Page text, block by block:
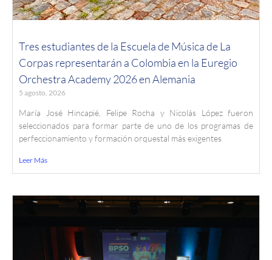
Tres estudiantes de la Escuela de Música de La
Corpas representarán a Colombia en la Euregio
Orchestra Academy 2026 en Alemania
5 agosto, 2026
María José Hincapié, Felipe Rocha y Nicolás López fueron
seleccionados para formar parte de uno de los programas de
perfeccionamiento y formación orquestal más exigentes
Leer Más